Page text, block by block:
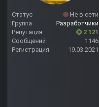
Статус
Не в сети
Группа
Разработчики
Репутация
2 121
Сообщений
1146
Регистрация
19.03.2021